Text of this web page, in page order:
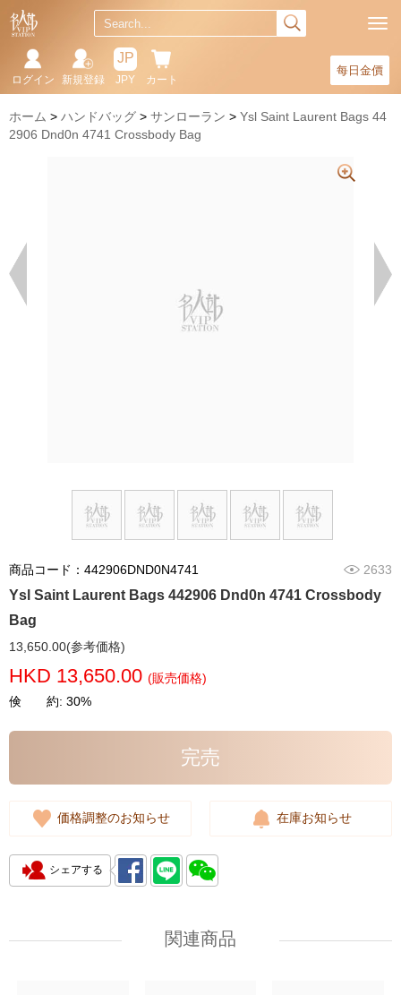
每日金價
カート
JP
JPY
新規登録
ログイン
ホーム ハンドバッグ サンローラン
Ysl Saint Laurent Bags 44
2906 Dnd0n 4741 Crossbody Bag
商品コード：442906DND0N4741 2633
Ysl Saint Laurent Bags 442906 Dnd0n 4741 Crossbody
Bag
13,650.00(参考価格)
HKD 13,650.00 (販売価格)
倹 約: 30%
完売
価格調整のお知らせ 在庫お知らせ
シェアする
関連商品